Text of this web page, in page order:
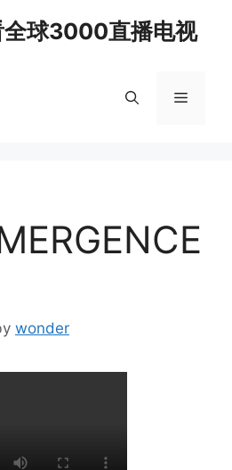
球3000直播电视
Menu
wonder